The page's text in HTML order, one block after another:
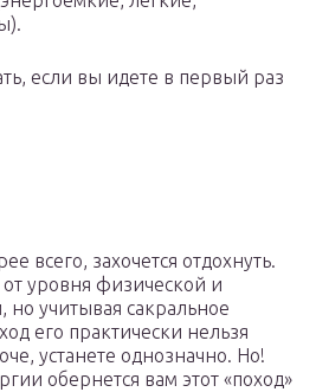
если вы идете в первый раз
всего, захочется отдохнуть.
от уровня физической и
но учитывая сакральное
его практически нельзя
устанете однозначно. Но!
обернется вам этот «поход»